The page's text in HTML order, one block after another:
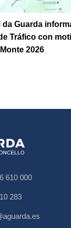
Guarda
Tráfico con
2026
610 000
283